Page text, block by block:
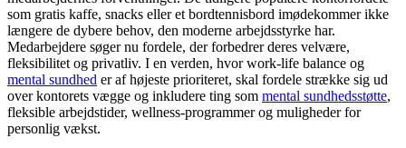
som gratis kaffe, snacks eller et bordtennisbord imødekommer ikke
længere de dybere behov, den moderne arbejdsstyrke har.
Medarbejdere søger nu fordele, der forbedrer deres velvære,
fleksibilitet og privatliv. I en verden, hvor work-life balance og
mental sundhed er af højeste prioriteret, skal fordele strække sig ud
over kontorets vægge og inkludere ting som mental sundhedsstøtte,
fleksible arbejdstider, wellness-programmer og muligheder for
personlig vækst.